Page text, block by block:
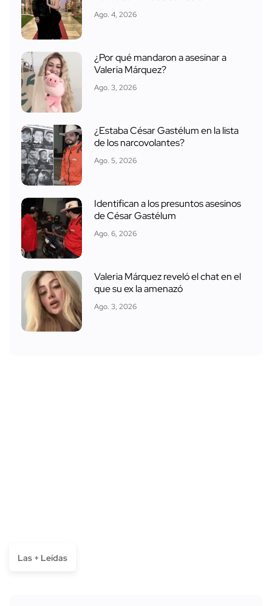
Ago. 4, 2026
¿Por qué mandaron a asesinar a
Valeria Márquez?
Ago. 3, 2026
¿Estaba César Gastélum en la lista
de los narcovolantes?
Ago. 5, 2026
Identifican a los presuntos asesinos
de César Gastélum
Ago. 6, 2026
Valeria Márquez reveló el chat en el
que su ex la amenazó
Ago. 3, 2026
Las + Leídas